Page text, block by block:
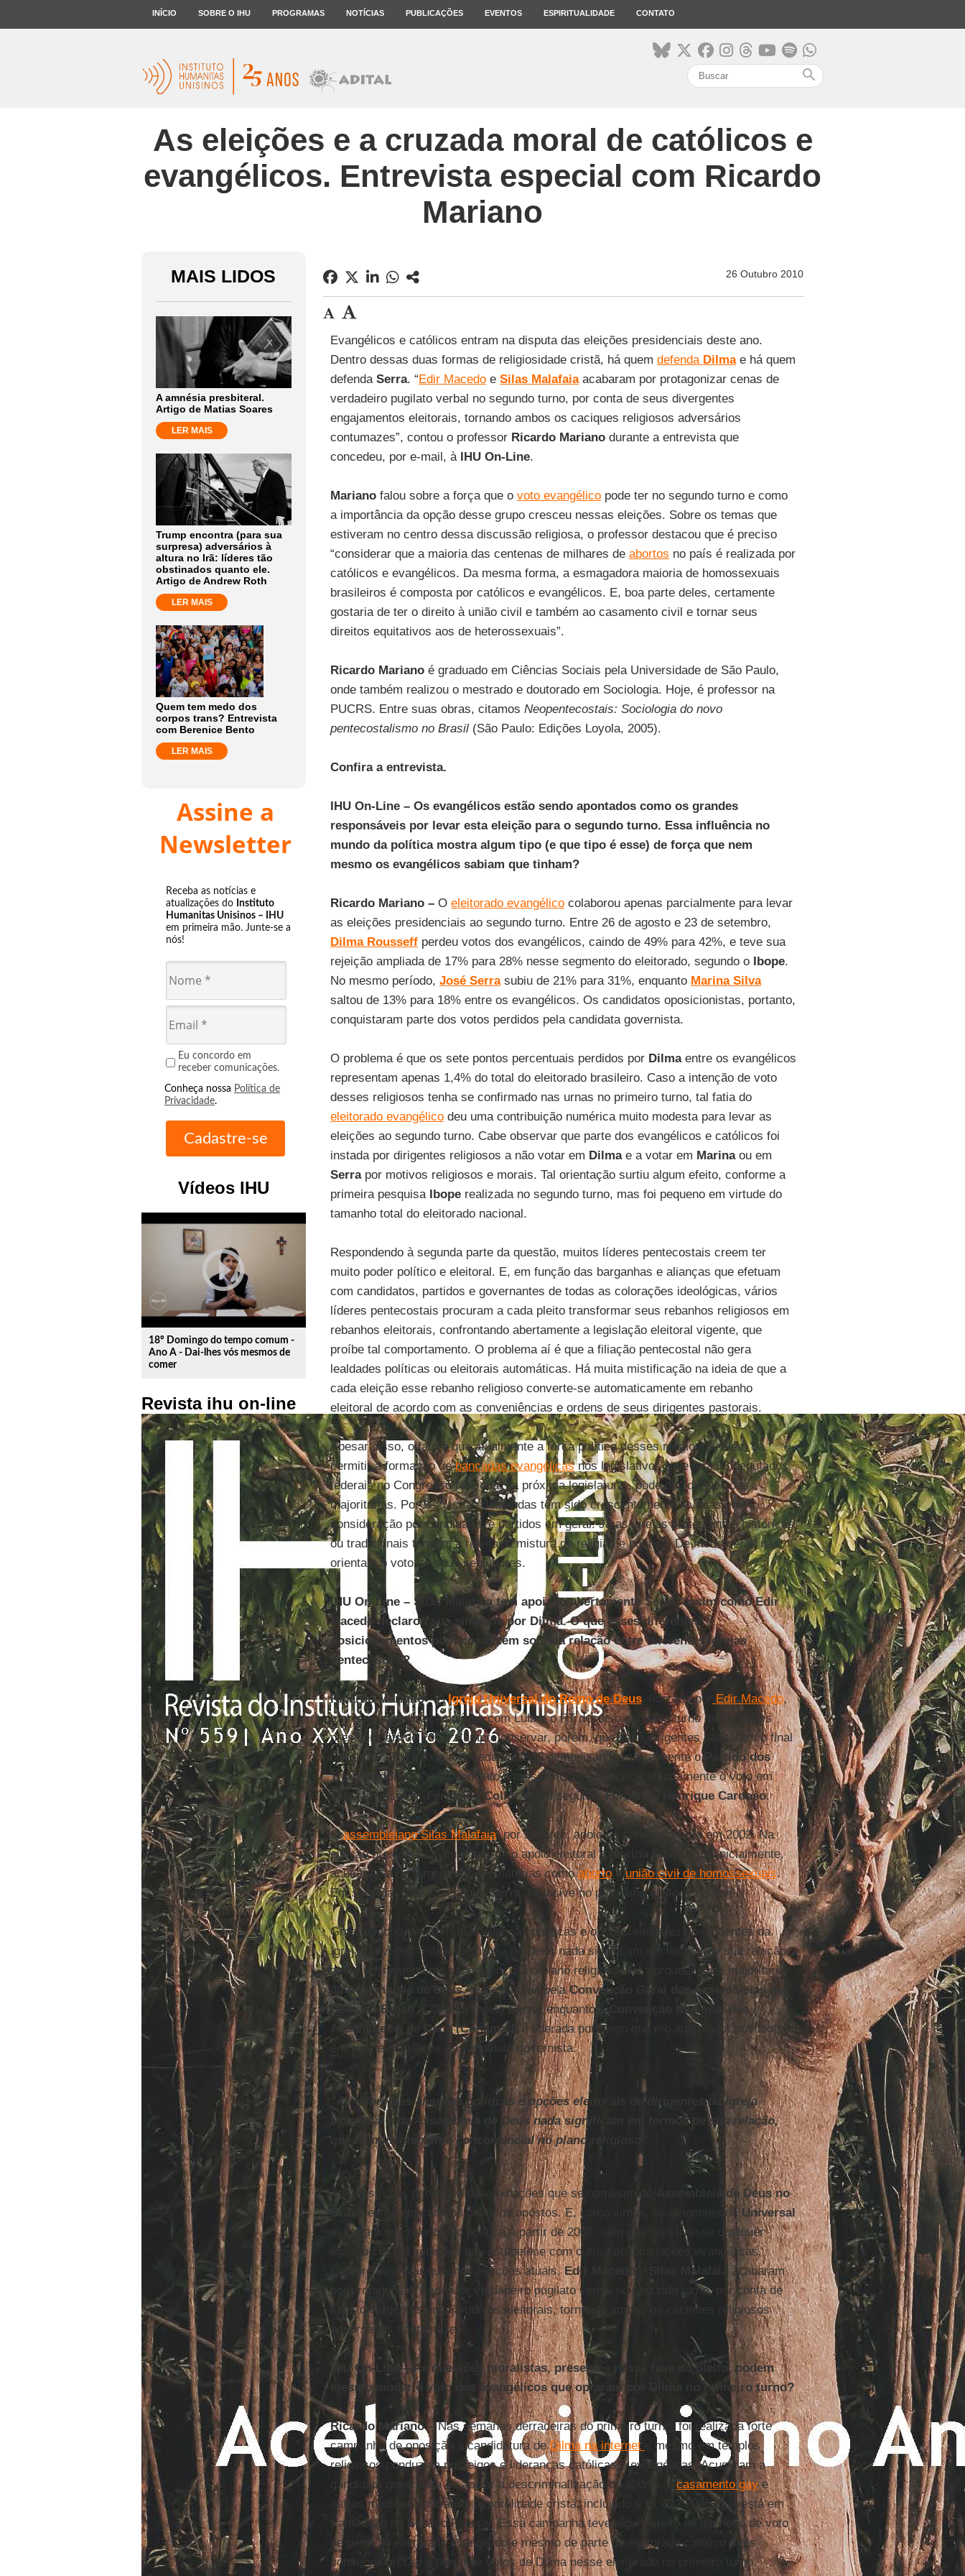
INÍCIO SOBRE O IHU PROGRAMAS NOTÍCIAS PUBLICAÇÕES EVENTOS ESPIRITUALIDADE CONTATO
search
As eleições e a cruzada moral de católicos e
evangélicos. Entrevista especial com Ricardo
Mariano
MAIS LIDOS
A amnésia presbiteral.
Artigo de Matias Soares
LER MAIS
Trump encontra (para sua
surpresa) adversários à
altura no Irã: líderes tão
obstinados quanto ele.
Artigo de Andrew Roth
LER MAIS
Quem tem medo dos
corpos trans? Entrevista
com Berenice Bento
LER MAIS
Assine a
Newsletter
Receba as notícias e
atualizações do Instituto
Humanitas Unisinos – IHU
em primeira mão. Junte-se a
nós!
Eu concordo em
receber comunicações.
Conheça nossa Política de
Privacidade.
Vídeos IHU
play_circle_outline
18º Domingo do tempo comum -
Ano A - Dai-lhes vós mesmos de
comer
Revista ihu on-line
26 Outubro 2010
Evangélicos e católicos entram na disputa das eleições presidenciais deste ano.
Dentro dessas duas formas de religiosidade cristã, há quem defenda Dilmae há quem
defenda Serra. “Edir Macedo e Silas Malafaiaacabaram por protagonizar cenas de
verdadeiro pugilato verbal no segundo turno, por conta de seus divergentes
engajamentos eleitorais, tornando ambos os caciques religiosos adversários
contumazes”, contou o professor Ricardo Marianodurante a entrevista que
concedeu, por e-mail, à IHU On-Line.
Marianofalou sobre a força que o voto evangélicopode ter no segundo turno e como
a importância da opção desse grupo cresceu nessas eleições. Sobre os temas que
estiveram no centro dessa discussão religiosa, o professor destacou que é preciso
“considerar que a maioria das centenas de milhares de abortos no país é realizada por
católicos e evangélicos. Da mesma forma, a esmagadora maioria de homossexuais
brasileiros é composta por católicos e evangélicos. E, boa parte deles, certamente
gostaria de ter o direito à união civil e também ao casamento civil e tornar seus
direitos equitativos aos de heterossexuais”.
Ricardo Marianoé graduado em Ciências Sociais pela Universidade de São Paulo,
onde também realizou o mestrado e doutorado em Sociologia. Hoje, é professor na
PUCRS. Entre suas obras, citamos Neopentecostais: Sociologia do novo
pentecostalismo no Brasil(São Paulo: Edições Loyola, 2005).
Confira a entrevista.
IHU On-Line – Os evangélicos estão sendo apontados como os grandes
responsáveis por levar esta eleição para o segundo turno. Essa influência no
mundo da política mostra algum tipo (e que tipo é esse) de força que nem
mesmo os evangélicos sabiam que tinham?
Ricardo Mariano – O eleitorado evangélicocolaborou apenas parcialmente para levar
as eleições presidenciais ao segundo turno. Entre 26 de agosto e 23 de setembro,
Dilma Rousseffperdeu votos dos evangélicos, caindo de 49% para 42%, e teve sua
rejeição ampliada de 17% para 28% nesse segmento do eleitorado, segundo o Ibope.
No mesmo período, José Serrasubiu de 21% para 31%, enquanto Marina Silva
saltou de 13% para 18% entre os evangélicos. Os candidatos oposicionistas, portanto,
conquistaram parte dos votos perdidos pela candidata governista.
O problema é que os sete pontos percentuais perdidos por Dilmaentre os evangélicos
representam apenas 1,4% do total do eleitorado brasileiro. Caso a intenção de voto
desses religiosos tenha se confirmado nas urnas no primeiro turno, tal fatia do
eleitorado evangélicodeu uma contribuição numérica muito modesta para levar as
eleições ao segundo turno. Cabe observar que parte dos evangélicos e católicos foi
instada por dirigentes religiosos a não votar em Dilmae a votar em Marinaou em
Serrapor motivos religiosos e morais. Tal orientação surtiu algum efeito, conforme a
primeira pesquisa Iboperealizada no segundo turno, mas foi pequeno em virtude do
tamanho total do eleitorado nacional.
Respondendo à segunda parte da questão, muitos líderes pentecostais creem ter
muito poder político e eleitoral. E, em função das barganhas e alianças que efetuam
com candidatos, partidos e governantes de todas as colorações ideológicas, vários
líderes pentecostais procuram a cada pleito transformar seus rebanhos religiosos em
rebanhos eleitorais, confrontando abertamente a legislação eleitoral vigente, que
proíbe tal comportamento. O problema aí é que a filiação pentecostal não gera
lealdades políticas ou eleitorais automáticas. Há muita mistificação na ideia de que a
cada eleição esse rebanho religioso converte-se automaticamente em rebanho
eleitoral de acordo com as conveniências e ordens de seus dirigentes pastorais.
Apesar disso, o fato é que atualmente a força política desses religiosos, além de
permitir a formação debancadas evangélicasnos legislativos (que terá 63 deputados
federais no Congresso Nacional na próxima legislatura), pode decidir eleições
majoritárias. Por isso, suas demandas têm sido crescentemente levadas em
consideração por candidatos e partidos em geral. Já as igrejas protestantes históricas
ou tradicionais tendem a rejeitar a mistura de religião e política. De modo geral, não
orientam o voto de seus seguidores.
IHU On-Line – Silas Malafaia tem apoiado abertamente Serra, assim como Edir
Macedo declarou sua simpatia por Dilma. O que esses diferentes
posicionamentos políticos dizem sobre a relação entre diferentes igrejas
pentecostais?
Ricardo Mariano –AIgreja Universal do Reino de Deus, liderada por Edir Macedo,
mantém uma aliança política com Lula e o PT desde o segundo turno das eleições
presidenciais de 2002. Cumpre observar, porém, que seus dirigentes passaram o final
dos anos 1980 e toda a década de 1990 demonizando radicalmente oPartido dos
Trabalhadorese seu candidato à presidência e apoiando enfaticamente o voto em
seus adversários
Fernando Collore, em seguida,Fernando Henrique Cardoso.
Oassembleiano Silas Malafaia, por sua vez, apoiou o candidatoLulaem 2002. Na
eleição presidencial atual, retirou o apoio eleitoral aMarina Silva
, dado inicialmente,
acusando-a de tergiversar em matérias comoabortoeunião civil de homossexuais.
Em seguida, passou a apoiarSerra , inclusive no programa eleitoral na tevê.
Grosso modo, as diferentes alianças políticas e opções eleitorais de dirigentes da
Igreja Universal e da Assembleia de Deus nada significam em termos de sua relação,
que é eminentemente concorrencial no plano religioso. Até porque a parte majoritária
daAssembleia de Deus, representada pelaConvenção Geral das Assembleias de
Deus no Brasil
(CGADB), apoiaSerra , enquanto aConvenção Nacional das
Assembleias de Deus (Conamad)
é liderada por bispo que é o articulador político
entre os evangélicos da candidata governista.
"As diferentes alianças políticas e opções eleitorais de dirigentes da Igreja
Universal e da Assembleia de Deus nada significam em termos de sua relação,
que é eminentemente concorrencial no plano religioso"
Até mesmo as principais denominações que se nomeiam de
Assembleia de Deus no
Brasilestão em campos políticos opostos. E, como vimos, os dirigentes da Universal
mudaram sua orientação política a partir de 2002, sem que isso tivesse qualquer
ligação com as relações que estabelece com outras denominações evangélicas.
Cumpre observar que, nas eleições atuais,Edir Macedoe Silas Malafaia acabaram
por protagonizar cenas de verdadeiro pugilato verbal no segundo turno, por conta de
seus divergentes engajamentos eleitorais, tornando ambos os caciques religiosos
adversários contumazes.
IHU On-Line – As questões moralistas, presentes nessa fase do pleito, podem
mesmo mudar o voto dos evangélicos que optaram por Dilma no primeiro turno?
Ricardo Mariano –Nas semanas derradeiras do primeiro turno, foi realizada forte
campanha de oposição à candidatura deDilma na internet
e mesmo em templos
religiosos conduzida por leigos e lideranças católicas e evangélicas. Acusaram a
candidata governista de apoiar a descriminalização do aborto, o casamento gaye
outras medidas contrárias à moralidade cristã, incluindo o PL 122/2006, que está em
tramitação no Senado Federal. Essa campanha teve algum efeito na intenção de voto
de parte do eleitorado evangélico e mesmo de parte do eleitorado católico mais
conservador. Daí a perda de votos de Dilma nesse eleitorado no primeiro turno.